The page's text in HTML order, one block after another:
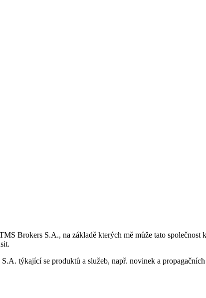
Brokers S.A., na základě kterých mě může tato společnost
týkající se produktů a služeb, např. novinek a